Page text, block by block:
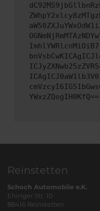
YWxzZQogIH0KfQ==
Reinstetten
Schoch Automobile e.K.
Ehinger Str. 10
88416 Reinstetten